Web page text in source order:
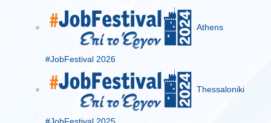
Athens
#JobFestival 2026
Thessaloniki